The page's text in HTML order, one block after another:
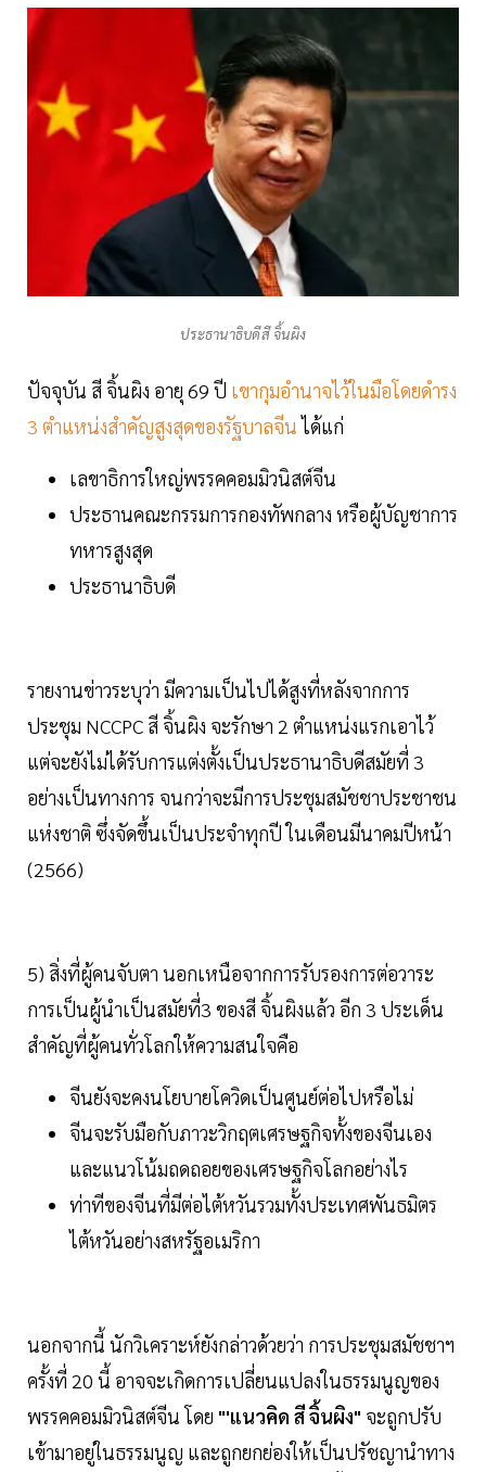
ประธานาธิบดีสี จิ้นผิง
ปัจจุบัน สี จิ้นผิง อายุ 69 ปี เขากุมอำนาจไว้ในมือโดยดำรง
3 ตำแหน่งสำคัญสูงสุดของรัฐบาลจีนได้แก่
เลขาธิการใหญ่พรรคคอมมิวนิสต์จีน
ประธานคณะกรรมการกองทัพกลาง หรือผู้บัญชาการ
ทหารสูงสุด
ประธานาธิบดี
รายงานข่าวระบุว่า มีความเป็นไปได้สูงที่หลังจากการ
ประชุม NCCPC สี จิ้นผิง จะรักษา 2 ตำแหน่งแรกเอาไว้
แต่จะยังไม่ได้รับการแต่งตั้งเป็นประธานาธิบดีสมัยที่ 3
อย่างเป็นทางการ จนกว่าจะมีการประชุมสมัชชาประชาชน
แห่งชาติ ซึ่งจัดขึ้นเป็นประจำทุกปี ในเดือนมีนาคมปีหน้า
(2566)
5) สิ่งที่ผู้คนจับตา นอกเหนือจากการรับรองการต่อวาระ
การเป็นผู้นำเป็นสมัยที่3 ของสี จิ้นผิงแล้ว อีก 3 ประเด็น
สำคัญที่ผู้คนทั่วโลกให้ความสนใจคือ
จีนยังจะคงนโยบายโควิดเป็นศูนย์ต่อไปหรือไม่
จีนจะรับมือกับภาวะวิกฤตเศรษฐกิจทั้งของจีนเอง
และแนวโน้มถดถอยของเศรษฐกิจโลกอย่างไร
ท่าทีของจีนที่มีต่อไต้หวันรวมทั้งประเทศพันธมิตร
ไต้หวันอย่างสหรัฐอเมริกา
นอกจากนี้ นักวิเคราะห์ยังกล่าวด้วยว่า การประชุมสมัชชาฯ
ครั้งที่ 20 นี้ อาจจะเกิดการเปลี่ยนแปลงในธรรมนูญของ
พรรคคอมมิวนิสต์จีน โดย "'แนวคิด สี จิ้นผิง" จะถูกปรับ
เข้ามาอยู่ในธรรมนูญ และถูกยกย่องให้เป็นปรัชญานำทาง